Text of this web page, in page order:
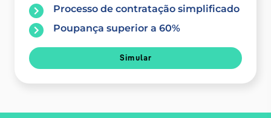
Processo de contratação simplificado
Poupança superior a 60%
Simular